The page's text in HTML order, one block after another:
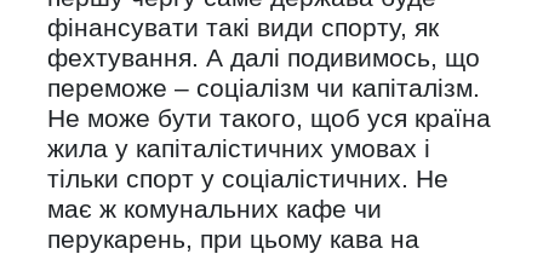
фінансувати такі види спорту, як
фехтування. А далі подивимось, що
переможе – соціалізм чи капіталізм.
Не може бути такого, щоб уся країна
жила у капіталістичних умовах і
тільки спорт у соціалістичних. Не
має ж комунальних кафе чи
перукарень, при цьому кава на